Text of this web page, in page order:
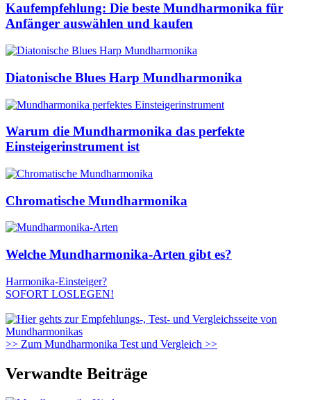
Kaufempfehlung: Die beste Mundharmonika für
Anfänger auswählen und kaufen
Diatonische Blues Harp Mundharmonika
Warum die Mundharmonika das perfekte
Einsteigerinstrument ist
Chromatische Mundharmonika
Welche Mundharmonika-Arten gibt es?
Harmonika-Einsteiger?
SOFORT LOSLEGEN!
>> Zum Mundharmonika Test und Vergleich >>
Verwandte Beiträge